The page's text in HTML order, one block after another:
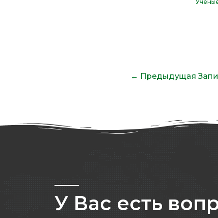
← Предыдущая
У Вас есть